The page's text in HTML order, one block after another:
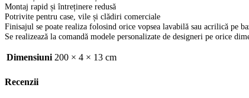
Montaj rapid și întreținere redusă
Potrivite pentru case, vile și clădiri comerciale
Finisajul se poate realiza folosind orice vopsea lavabilă sau acrilică pe
Se realizează la comandă modele personalizate de designeri pe orice
Dimensiuni 200 × 4 × 13 cm
Recenzii